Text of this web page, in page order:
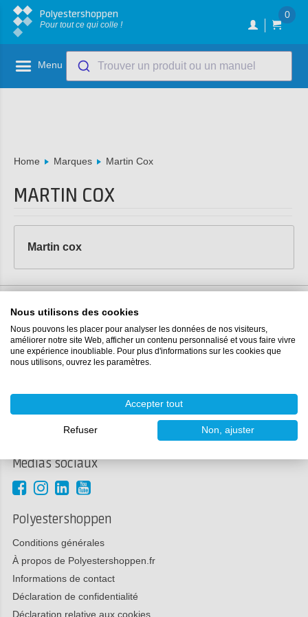
Polyestershoppen
Pour tout ce qui colle !
0
Menu Trouver un produit ou un manuel
Home Marques Martin Cox
MARTIN COX
Martin cox
Service Clients
Médias sociaux
Polyestershoppen
Conditions générales
À propos de Polyestershoppen.fr
Informations de contact
Déclaration de confidentialité
Déclaration relative aux cookies
Nous utilisons des cookies
Nous pouvons les placer pour analyser les données de nos visiteurs,
améliorer notre site Web, afficher un contenu personnalisé et vous faire vivre
une expérience inoubliable. Pour plus d'informations sur les cookies que
nous utilisons, ouvrez les paramètres.
Accepter tout
Refuser Non, ajuster